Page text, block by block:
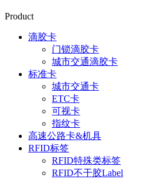
Product
滴胶卡
门锁滴胶卡
城市交通滴胶卡
标准卡
城市交通卡
ETC卡
可视卡
指纹卡
高速公路卡&机具
RFID标签
RFID特殊类标签
RFID不干胶Label